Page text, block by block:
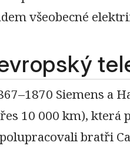
všeobecné
Siemens a
10 000 km), která
bratři